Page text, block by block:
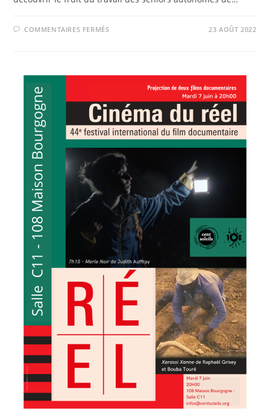
COMMENTAIRES FERMÉSSUR
CIGOGNE
23 AOÛT 2022